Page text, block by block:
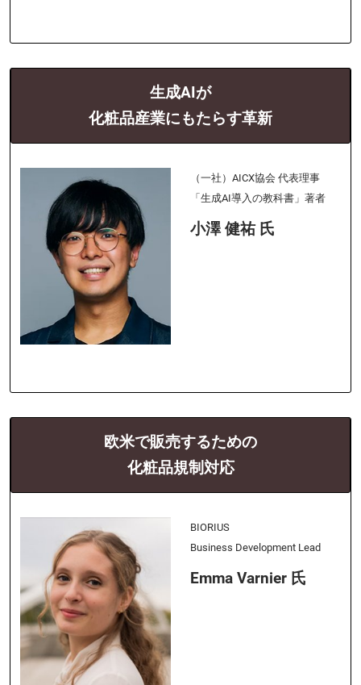
生成AIが
化粧品産業にもたらす革新
（一社）AICX協会 代表理事
「生成AI導入の教科書」著者
小澤 健祐 氏
欧米で販売するための
化粧品規制対応
BIORIUS
Business Development Lead
Emma Varnier 氏